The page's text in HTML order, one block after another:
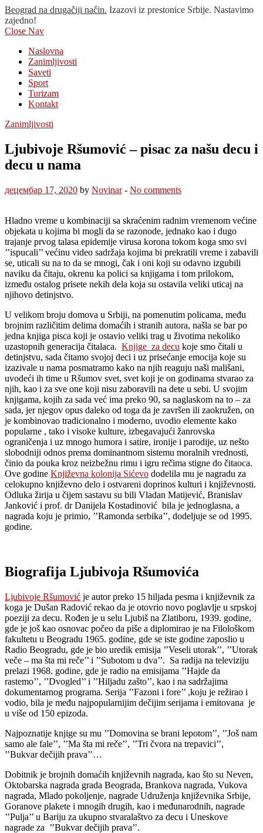
Beograd na drugačiji način. Izazovi iz prestonice Srbije. Nastavimo
zajedno!
Close Nav
Naslovna
Zanimljivosti
Saveti
Sport
Turizam
Kontakt
Zanimljivosti
Ljubivoje Ršumović – pisac za našu decu i
decu u nama
децембар 17, 2020 by Novinar- No comments
Hladno vreme u kombinaciji sa skraćenim radnim vremenom većine
objekata u kojima bi mogli da se razonode, jednako kao i dugo
trajanje prvog talasa epidemije virusa korona tokom koga smo svi
’’ispucali’’ većinu video sadržaja kojima bi prekratili vreme i zabavili
se, uticali su na to da se mnogi, čak i oni koji su odavno izgubili
naviku da čitaju, okrenu ka polici sa knjigama i tom prilokom,
između ostalog prisete nekih dela koja su ostavila veliki uticaj na
njihovo detinjstvo.
U velikom broju domova u Srbiji, na pomenutim policama, među
brojnim različitim delima domaćih i stranih autora, našla se bar po
jedna knjiga pisca koji je ostavio veliki trag u životima nekoliko
uzastopnih generacija čitalaca. Knjige za decu koje smo čitali u
detinjstvu, sada čitamo svojoj deci i uz prisećanje emocija koje su
izazivale u nama posmatramo kako na njih reaguju naši mališani,
uvodeći ih time u Ršumov svet, svet koji je on godinama stvarao za
njih, kao i za sve one koji nisu zaboravili na dete u sebi. U svojim
knjigama, kojih za sada već ima preko 90, sa naglaskom na to – za
sada, jer njegov opus daleko od toga da je završen ili zaokružen, on
je kombinovao tradicionalno i moderno, uvodio elemente kako
popularne , tako i visoke kulture, izbegavajući žanrovska
ograničenja i uz mnogo humora i satire, ironije i parodije, uz nešto
slobodniji odnos prema dominantnom sistemu moralnih vrednosti,
činio da pouka kroz neizbežnu rimu i igru rečima stigne do čitaoca.
Ove godine Književna kolonija Sićevo dodelila mu je nagradu za
celokupno književno delo i ostvareni doprinos kulturi i književnosti.
Odluka žirija u čijem sastavu su bili Vladan Matijević, Branislav
Janković i prof. dr Danijela Kostadinović bila je jednoglasna, a
nagrada koju je primio, ’’Ramonda serbika’’, dodeljuje se od 1995.
godine.
Biografija Ljubivoja Ršumovića
Ljubivoje Ršumović je autor preko 15 hiljada pesma i književnik za
koga je Dušan Radović rekao da je otovrio novo poglavlje u srpskoj
poeziji za decu. Rođen je u selu Ljubiš na Zlatiboru, 1939. godine,
gde je još kao osnovac počeo da piše a diplomirao je na Filološkom
fakultetu u Beogradu 1965. godine, gde se iste godine zaposlio u
Radio Beogradu, gde je bio uredik emisija ’’Veseli utorak’’, ’’Utorak
veče – ma šta mi reče’’ i ’’Subotom u dva’’. Sa radija na televiziju
prelazi 1968. godine, gde je radio na emisijama ’’Hajde da
rastemo’’, ’’Dvogled’’ i ’’Hiljadu zašto’’, kao i na sadržajima
dokumentarnog programa. Serija ’’Fazoni i fore’’ ,koju je režirao i
vodio, bila je među najpopularnijim dečijim serijama i emitovana je
u više od 150 epizoda.
Najpoznatije knjige su mu ’’Domovina se brani lepotom’’, ’’Još nam
samo ale fale’’, ’’Ma šta mi reče’’, ’’Tri čvora na trepavici’’,
’’Bukvar dečijih prava’’…
Dobitnik je brojnih domaćih književnih nagrada, kao što su Neven,
Oktobarska nagrada grada Beograda, Brankova nagrada, Vukova
nagrada, Mlado pokoljenje, nagrade Udruženja književnika Srbije,
Goranove plakete i mnogih drugih, kao i međunarodnih, nagrade
’’Pulja’’ u Bariju za ukupno stvaralaštvo za decu i Uneskove
nagrade za ’’Bukvar dečijih prava’’.